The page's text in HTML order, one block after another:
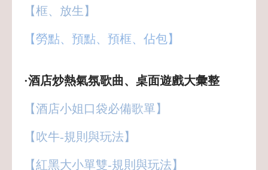
【框、放生】
【勞點、預點、預框、佔包】
·酒店炒熱氣氛歌曲、桌面遊戲大彙整
【酒店小姐口袋必備歌單】
【吹牛-規則與玩法】
【紅黑大小單雙-規則與玩法】